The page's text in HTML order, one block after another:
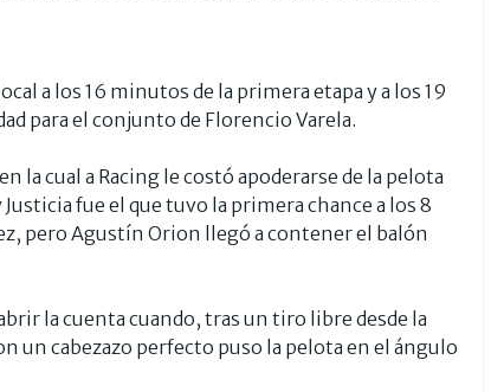
a los 16 minutos de la primera etapa y a los 19
para el conjunto de Florencio Varela.
la cual a Racing le costó apoderarse de la pelota
fue el que tuvo la primera chance a los 8
pero Agustín Orion llegó a contener el balón
la cuenta cuando, tras un tiro libre desde la
un cabezazo perfecto puso la pelota en el ángulo